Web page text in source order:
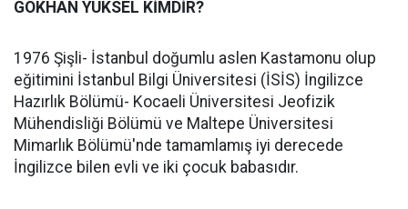
GÖKHAN YÜKSEL KİMDİR?
1976 Şişli- İstanbul doğumlu aslen Kastamonu olup
eğitimini İstanbul Bilgi Üniversitesi (İSİS) İngilizce
Hazırlık Bölümü- Kocaeli Üniversitesi Jeofizik
Mühendisliği Bölümü ve Maltepe Üniversitesi
Mimarlık Bölümü'nde tamamlamış iyi derecede
İngilizce bilen evli ve iki çocuk babasıdır.